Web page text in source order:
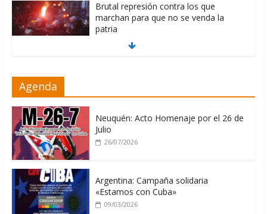
Brutal represión contra los que
marchan para que no se venda la
patria
06/08/2026
06/08/2026
Agenda
Neuquén: Acto Homenaje por el 26 de
Julio
26/07/2026
Argentina: Campaña solidaria
«Estamos con Cuba»
09/03/2026